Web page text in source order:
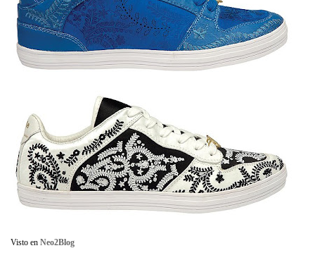
Visto en Neo2Blog